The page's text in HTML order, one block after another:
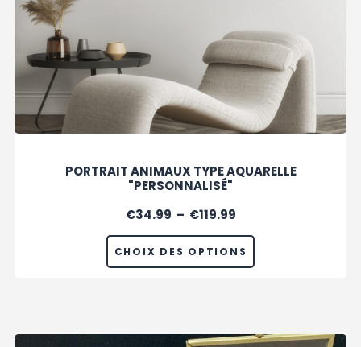
PORTRAIT ANIMAUX TYPE AQUARELLE
"PERSONNALISÉ"
€34.99 – €119.99
CHOIX DES OPTIONS